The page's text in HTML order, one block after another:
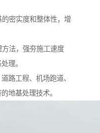
密实度和整体性，增
法，强夯施工速度
理。
路工程、机场跑道、
地基处理技术。